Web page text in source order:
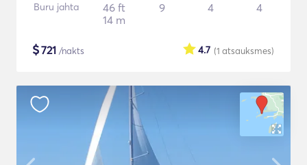
Buru jahta
46 ft
14 m
9 4 4
$721 /nakts (1 atsauksmes)
4.7